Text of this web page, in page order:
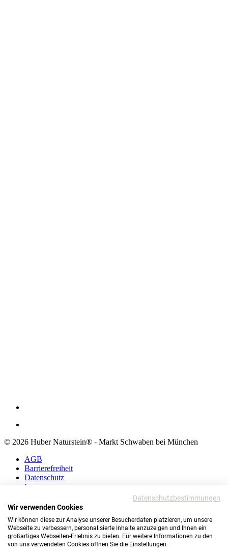
© 2026 Huber Naturstein® - Markt Schwaben bei München
AGB
Barrierefreiheit
Datenschutz
Impressum
AGB
Datenschutz
Impressum
© 2026 Huber Naturstein®
Datenschutzbestimmungen
Wir verwenden Cookies
Wir können diese zur Analyse unserer Besucherdaten platzieren, um unsere
Webseite zu verbessern, personalisierte Inhalte anzuzeigen und Ihnen ein
großartiges Webseiten-Erlebnis zu bieten. Für weitere Informationen zu den
von uns verwendeten Cookies öffnen Sie die Einstellungen.